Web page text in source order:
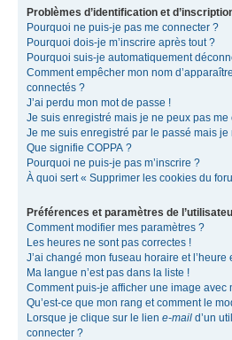
Problèmes d’identification et
Pourquoi ne puis-je pas me connecter ?
Pourquoi dois-je m’inscrire après tout ?
Pourquoi suis-je automatiquement
Comment empêcher mon nom
connectés ?
J’ai perdu mon mot de passe !
Je suis enregistré mais je ne peux pas me
Je me suis enregistré par le passé mais
Que signifie COPPA ?
Pourquoi ne puis-je pas m’inscrire ?
À quoi sert « Supprimer les cookies du
Préférences et paramètres de
Comment modifier mes paramètres ?
Les heures ne sont pas correctes !
J’ai changé mon fuseau horaire et
Ma langue n’est pas dans la liste !
Comment puis-je afficher une image avec
Qu’est-ce que mon rang et comment le
Lorsque je clique sur le lien e-mail d’un
connecter ?